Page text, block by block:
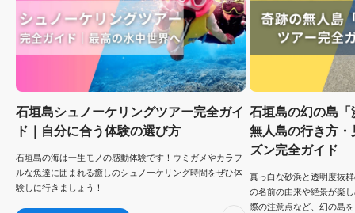
石垣島シュノーケリングツアー完全ガイ
ド｜自分に合う体験の選び方
石垣島の海は一生モノの感動体験です！ウミガメやカラフ
ルな魚達に囲まれる癒しのシュノーケリング時間をぜひ体
験しに行きましょう！
石垣島の幻の島
無人島の行き方
ズン完全ガイド
真っ白な砂浜と透明度抜
の名前の由来や絶景が楽
際の注意点など、幻の島